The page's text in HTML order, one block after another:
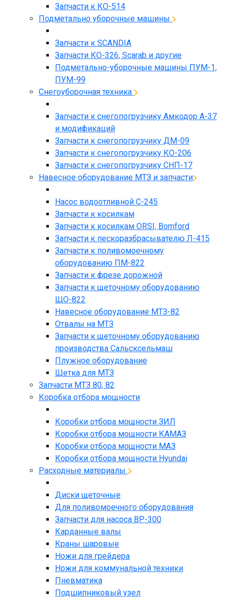
Запчасти к КО-514
Подметально уборочные машины
Запчасти к SCANDIA
Запчасти КО-326, Scarab и другие
Подметально-уборочные машины ПУМ-1,
ПУМ-99
Снегоуборочная техника
Запчасти к снегопогрузчику Амкодор А-37
и модификаций
Запчасти к снегопогрузчику ДМ-09
Запчасти к снегопогрузчику КО-206
Запчасти к снегопогрузчику СНП-17
Навесное оборудование МТЗ и запчасти
Насос водоотливной С-245
Запчасти к косилкам
Запчасти к косилкам ORSI, Bomford
Запчасти к пескоразбрасывателю Л-415
Запчасти к поливомоечному
оборудованию ПМ-822
Запчасти к фрезе дорожной
Запчасти к щеточному оборудованию
ЩО-822
Навесное оборудование МТЗ-82
Отвалы на МТЗ
Запчасти к щеточному оборудованию
производства Сальсксельмаш
Плужное оборудование
Щетка для МТЗ
Запчасти МТЗ 80, 82
Коробка отбора мощности
Коробки отбора мощности ЗИЛ
Коробки отбора мощности КАМАЗ
Коробки отбора мощности МАЗ
Коробки отбора мощности Hyundai
Расходные материалы
Диски щеточные
Для поливомоечного оборудования
Запчасти для насоса BP-300
Карданные валы
Краны шаровые
Ножи для грейдера
Ножи для коммунальной техники
Пневматика
Подшипниковый узел